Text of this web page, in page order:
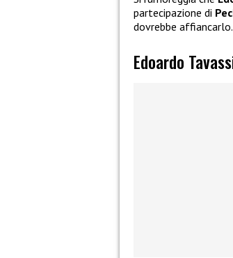
partecipazione di
dovrebbe affiancarlo.
Edoardo